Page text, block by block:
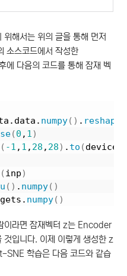
해서는 위의 글을 통해 먼저
소스코드에서 작성한
다음의 코드를 통해 잠재 벡
numpy() . reshape
(0 , 1)
( -1 , 1 , 28 , 28) . to (device
(inp)
() . numpy()
numpy()
라면 잠재벡터 z는 Encoder
것입니다. 이제 이렇게 생성한 z
SNE 학습은 다음 코드와 같습